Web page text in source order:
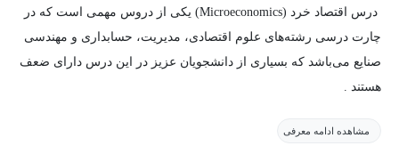
درس اقتصاد خرد (Microeconomics) یکی از دروس مهمی است که در
چارت درسی رشته‌های علوم اقتصادی، مدیریت، حسابداری و مهندسی
صنایع می‌باشد که بسیاری از دانشجویان عزیز در این درس دارای ضعف
هستند .
در این دوره تمام تلاش بر این است که صفر تا صد مباحث اقتصاد خرد
مشاهده ادامه معرفی